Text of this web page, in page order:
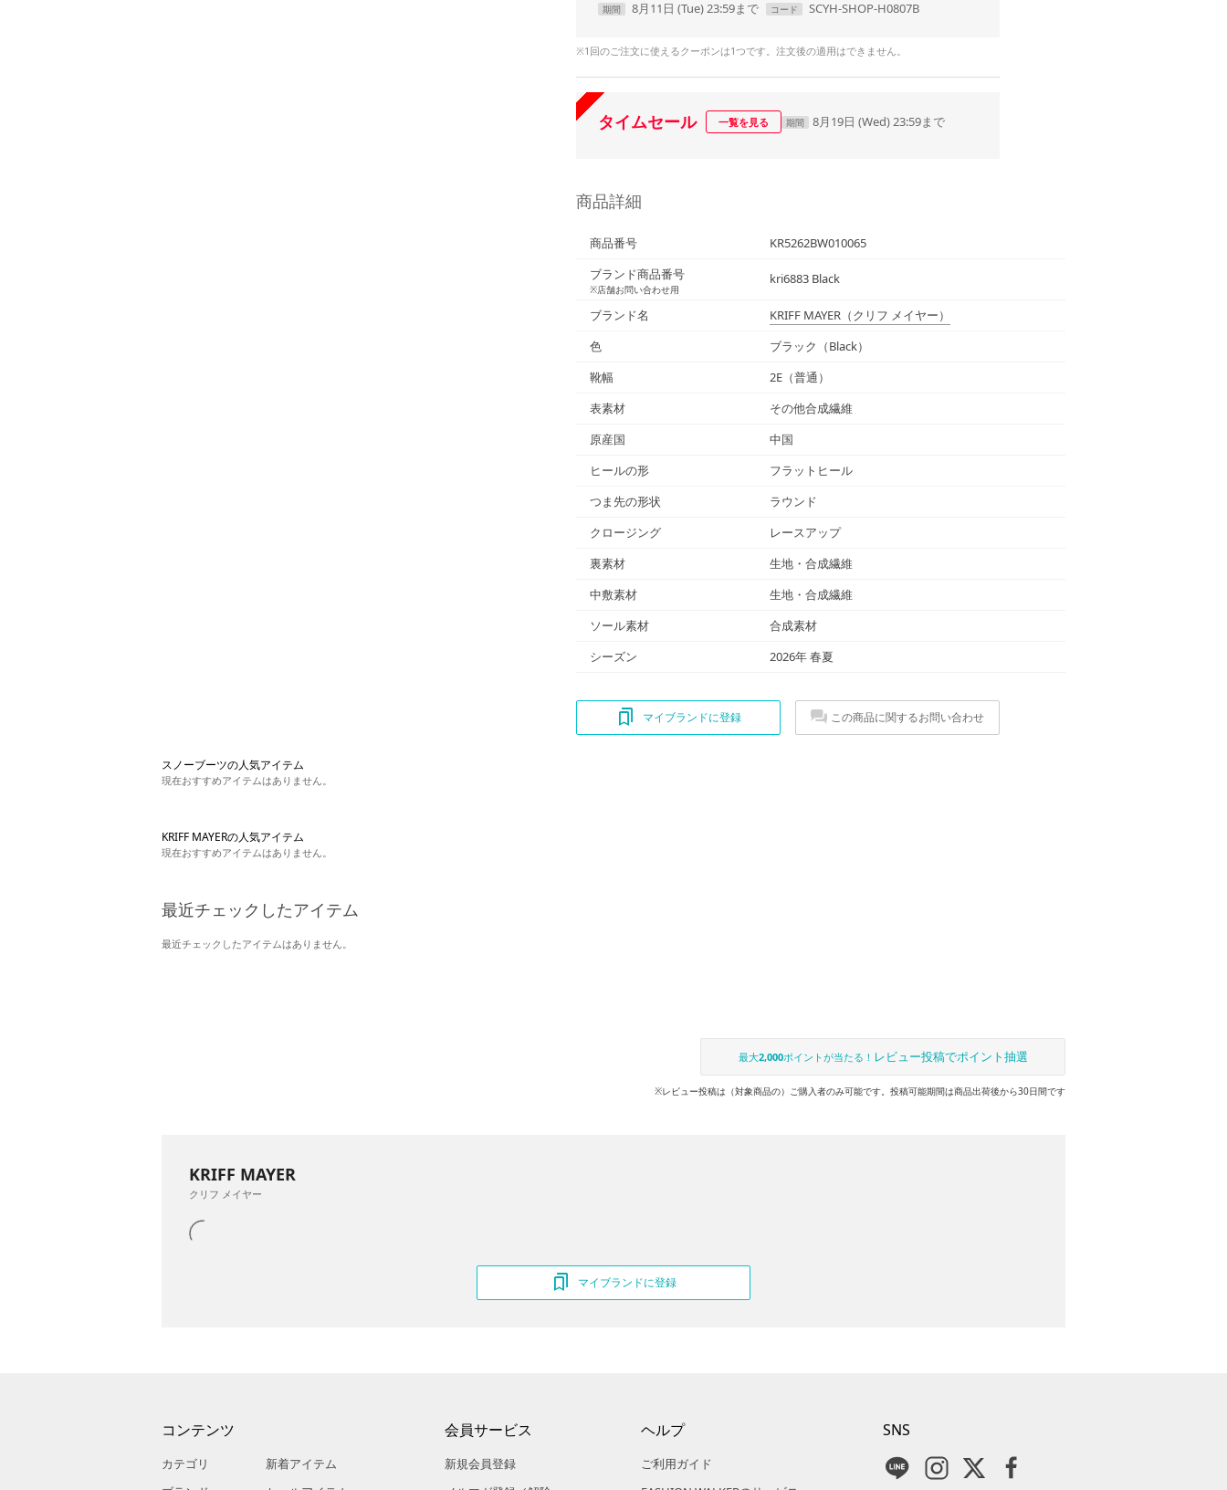
期間 8月11日 (Tue) 23:59まで コード SCYH-SHOP-H0807B
※1回のご注文に使えるクーポンは1つです。注文後の適用はできません。
タイムセール 一覧を見る 期間 8月19日 (Wed) 23:59まで
商品詳細
商品番号
KR5262BW010065
ブランド商品番号
※店舗お問い合わせ用
kri6883 Black
ブランド名 KRIFF MAYER （クリフ メイヤー）
色
ブラック（Black）
靴幅
2E（普通）
表素材
その他合成繊維
原産国
中国
ヒールの形
フラットヒール
つま先の形状
ラウンド
クロージング
レースアップ
裏素材
生地・合成繊維
中敷素材
生地・合成繊維
ソール素材
合成素材
シーズン
2026年 春夏
マイブランドに登録 この商品に関するお問い合わせ
スノーブーツの人気アイテム
現在おすすめアイテムはありません。
KRIFF MAYERの人気アイテム
現在おすすめアイテムはありません。
最近チェックしたアイテム
最近チェックしたアイテムはありません。
最大2,000ポイントが当たる！ レビュー投稿でポイント抽選
※レビュー投稿は（対象商品の）ご購入者のみ可能です。投稿可能期間は商品出荷後から30日間です
KRIFF MAYER
クリフ メイヤー
マイブランドに登録
コンテンツ
カテゴリ
新着アイテム
会員サービス
新規会員登録
ヘルプ
ご利用ガイド
SNS